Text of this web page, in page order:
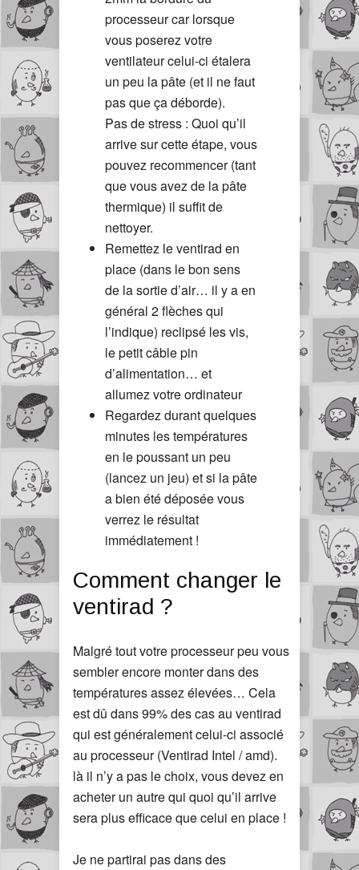
processeur car lorsque
vous poserez votre
ventilateur celui-ci étalera
un peu la pâte (et il ne faut
pas que ça déborde).
Pas de stress : Quoi qu’il
arrive sur cette étape, vous
pouvez recommencer (tant
que vous avez de la pâte
thermique) il suffit de
nettoyer.
Remettez le ventirad en
place (dans le bon sens
de la sortie d’air… il y a en
général 2 flèches qui
l’indique) reclipsé les vis,
le petit câble pin
d’alimentation… et
allumez votre ordinateur
Regardez durant quelques
minutes les températures
en le poussant un peu
(lancez un jeu) et si la pâte
a bien été déposée vous
verrez le résultat
immédiatement !
Comment changer le
ventirad ?
Malgré tout votre processeur peu vous
sembler encore monter dans des
températures assez élevées… Cela
est dû dans 99% des cas au ventirad
qui est généralement celui-ci associé
au processeur (Ventirad Intel / amd).
là il n’y a pas le choix, vous devez en
acheter un autre qui quoi qu’il arrive
sera plus efficace que celui en place !
Je ne partirai pas dans des